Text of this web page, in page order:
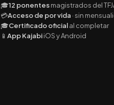
🎓12 ponentesmagistrados del
💳Acceso de por vida · sin
🎓Certificado oficialal completar
📱 App KajabiiOS y Android